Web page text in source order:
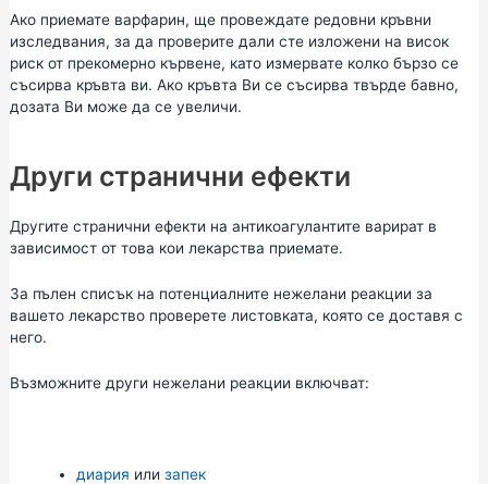
Ако приемате варфарин, ще провеждате редовни кръвни
изследвания, за да проверите дали сте изложени на висок
риск от прекомерно кървене, като измервате колко бързо се
съсирва кръвта ви. Ако кръвта Ви се съсирва твърде бавно,
дозата Ви може да се увеличи.
Други странични ефекти
Другите странични ефекти на антикоагулантите варират в
зависимост от това кои лекарства приемате.
За пълен списък на потенциалните нежелани реакции за
вашето лекарство проверете листовката, която се доставя с
него.
Възможните други нежелани реакции включват:
диария или запек